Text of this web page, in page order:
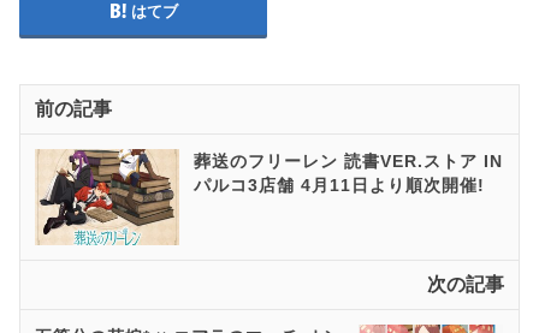
はてブ
前の記事
葬送のフリーレン 読書VER.ストア IN
パルコ3店舗 4月11日より順次開催!
次の記事